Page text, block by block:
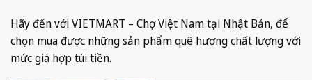
Hãy đến với VIETMART – Chợ Việt Nam tại Nhật Bản, để
chọn mua được những sản phẩm quê hương chất lượng với
mức giá hợp túi tiền.